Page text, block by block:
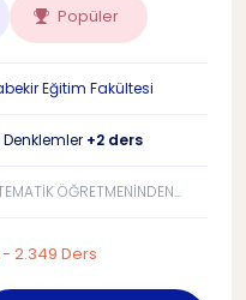
Popüler
Eğitim Fakültesi
Denklemler +2 ders
ÖĞRETMENİNDEN...
2.349 Ders